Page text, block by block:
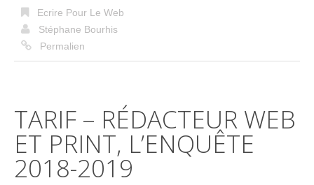
Ecrire Pour Le Web
Stéphane Bourhis
Permalien
TARIF – RÉDACTEUR WEB
ET PRINT, L’ENQUÊTE
2018-2019